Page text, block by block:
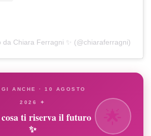
da Chiara Ferragni ✨ (@chiaraferragni)
ANCHE · 10 AGOSTO
2026 ✦
ti riserva il futuro
✨